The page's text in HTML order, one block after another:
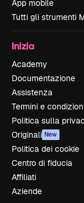
App mobile
Tutti gli strumenti
Inizia
Academy
Documentazione
Assistenza
Termini e
Politica sulla
Originali New
Politica dei cookie
Centro di fiducia
Affiliati
Aziende